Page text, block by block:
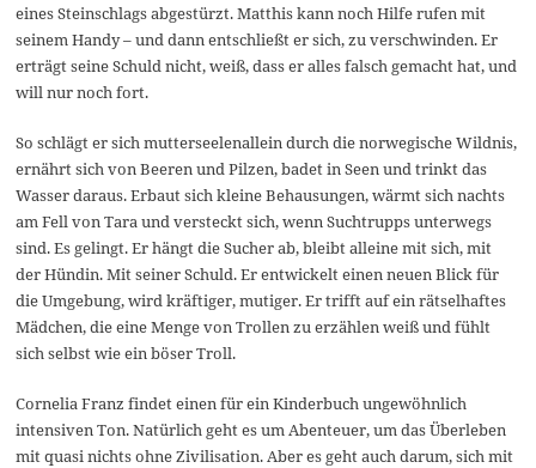
eines Steinschlags abgestürzt. Matthis kann noch Hilfe rufen mit
seinem Handy – und dann entschließt er sich, zu verschwinden. Er
erträgt seine Schuld nicht, weiß, dass er alles falsch gemacht hat, und
will nur noch fort.
So schlägt er sich mutterseelenallein durch die norwegische Wildnis,
ernährt sich von Beeren und Pilzen, badet in Seen und trinkt das
Wasser daraus. Erbaut sich kleine Behausungen, wärmt sich nachts
am Fell von Tara und versteckt sich, wenn Suchtrupps unterwegs
sind. Es gelingt. Er hängt die Sucher ab, bleibt alleine mit sich, mit
der Hündin. Mit seiner Schuld. Er entwickelt einen neuen Blick für
die Umgebung, wird kräftiger, mutiger. Er trifft auf ein rätselhaftes
Mädchen, die eine Menge von Trollen zu erzählen weiß und fühlt
sich selbst wie ein böser Troll.
Cornelia Franz findet einen für ein Kinderbuch ungewöhnlich
intensiven Ton. Natürlich geht es um Abenteuer, um das Überleben
mit quasi nichts ohne Zivilisation. Aber es geht auch darum, sich mit